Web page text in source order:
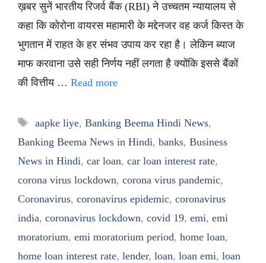
ख़बर सुनें भारतीय रिजर्व बैंक (RBI) ने उच्चतम न्यायालय से
कहा कि कोरोना वायरस महामारी के मद्देनजर वह कर्ज किस्त के
भुगतान में राहत के हर संभव उपाय कर रहा है। लेकिन ब्याज
माफ करवाना उसे सही निर्णय नहीं लगता है क्योंकि इससे बैंकों
की वित्तीय … Read more
Tags
aapke liye, Banking Beema Hindi News,
Banking Beema News in Hindi, banks, Business
News in Hindi, car loan, car loan interest rate,
corona virus lockdown, corona virus pandemic,
Coronavirus, coronavirus epidemic, coronavirus
india, coronavirus lockdown, covid 19, emi, emi
moratorium, emi moratorium period, home loan,
home loan interest rate, lender, loan, loan emi, loan